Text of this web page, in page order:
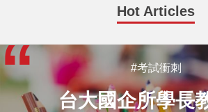
Hot Articles
#考試衝刺
台大國企所學長